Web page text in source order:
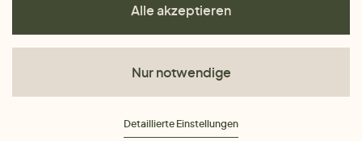
Impressum Cookies
Alle akzeptieren
Nur notwendige
Detaillierte Einstellungen